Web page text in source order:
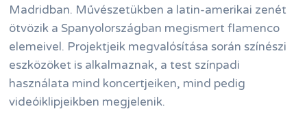
Madridban. Művészetükben a latin-amerikai zenét
ötvözik a Spanyolországban megismert flamenco
elemeivel. Projektjeik megvalósítása során színészi
eszközöket is alkalmaznak, a test színpadi
használata mind koncertjeiken, mind pedig
videóiklipjeikben megjelenik.